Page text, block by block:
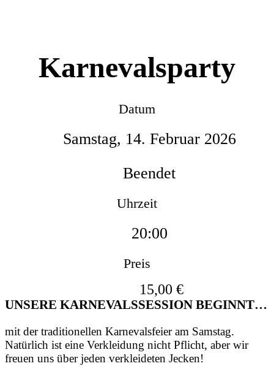
Karnevalsparty
Datum
Samstag, 14. Februar 2026
Beendet
Uhrzeit
20:00
Preis
15,00 €
UNSERE KARNEVALSSESSION BEGINNT…
mit der traditionellen Karnevalsfeier am Samstag.
Natürlich ist eine Verkleidung nicht Pflicht, aber wir
freuen uns über jeden verkleideten Jecken!